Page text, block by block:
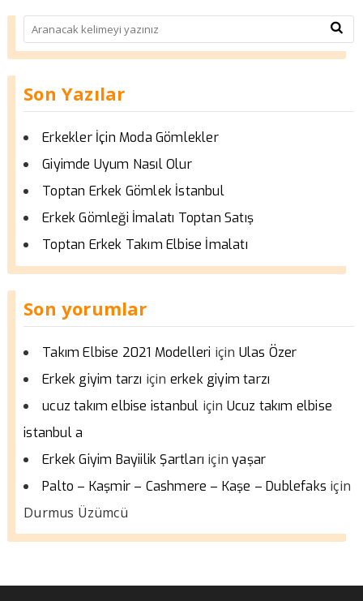
Son Yazılar
Erkekler İçin Moda Gömlekler
Giyimde Uyum Nasıl Olur
Toptan Erkek Gömlek İstanbul
Erkek Gömleği İmalatı Toptan Satış
Toptan Erkek Takım Elbise İmalatı
Son yorumlar
Takım Elbise 2021 Modelleri için Ulas Özer
Erkek giyim tarzı için erkek giyim tarzı
ucuz takım elbise istanbul için Ucuz takım elbise
istanbul a
Erkek Giyim Bayiilik Şartları içinyaşar
Palto – Kaşmir – Cashmere – Kaşe – Dublefaks için
Durmus Üzümcü